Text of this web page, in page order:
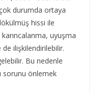
durumda ortaya
hissi ile
uyuşma
ilişkilendirilebilir.
Bu nedenle
sorunu önlemek